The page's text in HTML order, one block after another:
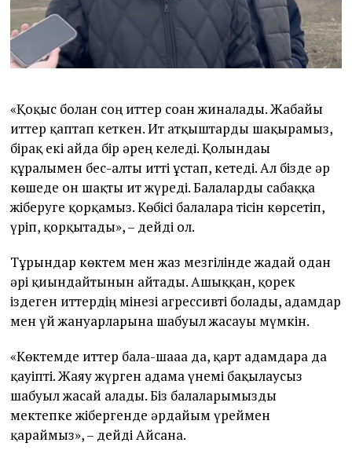
«Қоқыс болған соң иттер соған жиналады. Жабайы
иттер қаптап кеткен. Ит атқыштарды шақырамыз,
бірақ екі айда бір әрең келеді. Қолындағы
құралымен бес-алты итті ұстап, кетеді. Ал бізде әр
көшеде он шақты ит жүреді. Балаларды сабаққа
жіберуге қорқамыз. Көбісі балаларға тісін көрсетіп,
үріп, қорқытады», – дейді ол.
Тұрғындар көктем мен жаз мезгілінде жағдай одан
әрі қиындайтынын айтады. Ашыққан, қорек
іздеген иттердің мінезі агрессивті болады, адамдар
мен үй жануарларына шабуыл жасауы мүмкін.
«Көктемде иттер бала-шағаға да, қарт адамдарға да
қауіпті. Жаяу жүрген адамға үнемі бақылаусыз
шабуыл жасай алады. Біз балаларымызды
мектепке жібергенде әрдайым үреймен
қараймыз», – дейді Айсана.